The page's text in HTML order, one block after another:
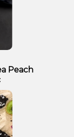
Peach